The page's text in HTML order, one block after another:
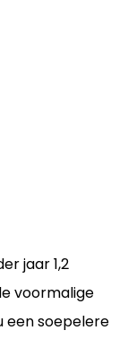
jaar 1,2
voormalige
een soepelere